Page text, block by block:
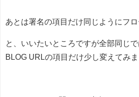
あとは署名の項目だけ同じようにフロ
と、いいたいところですが全部同じ
BLOG URLの項目だけ少し変えてみま